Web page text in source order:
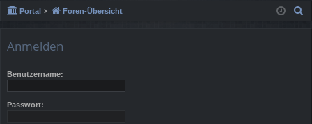
ne
rif
f
en
m
ist
Portal Foren-Übersicht
Anmelden
Benutzername:
Passwort: